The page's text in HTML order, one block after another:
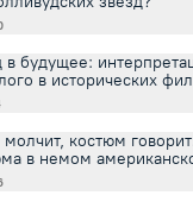
в будущее:
в исторических
молчит, костюм
в немом